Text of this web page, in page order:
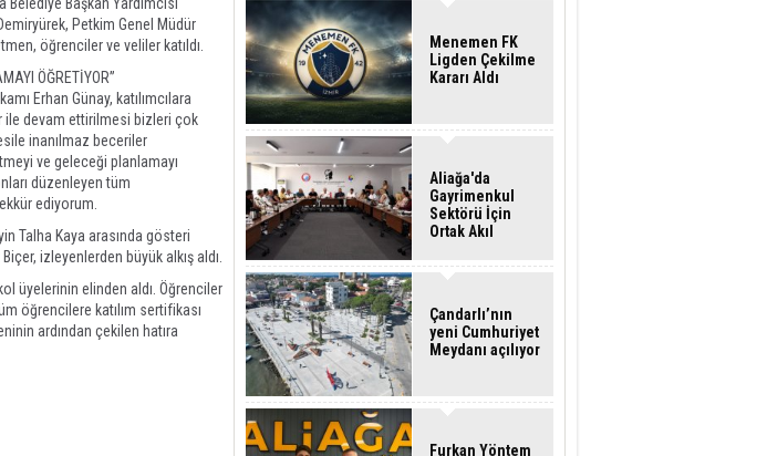
Petkim Genel Müdür
öğrenciler ve veliler katıldı.
ÖĞRETİYOR”
Erhan Günay, katılımcılara
ile devam ettirilmesi bizleri çok
inanılmaz beceriler
ve geleceği planlamayı
düzenleyen tüm
ediyorum.
Talha Kaya arasında gösteri
izleyenlerden büyük alkış aldı.
üyelerinin elinden aldı. Öğrenciler
öğrencilere katılım sertifikası
ardından çekilen hatıra
Menemen FK
Ligden Çekilme
Kararı Aldı
Aliağa'da
Gayrimenkul
Sektörü İçin
Ortak Akıl
Çandarlı’nın
yeni Cumhuriyet
Meydanı açılıyor
Furkan Yöntem